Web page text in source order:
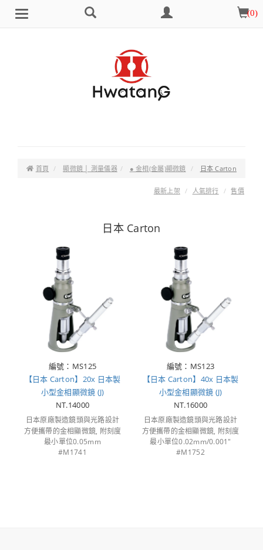
選
搜
會
員
中
購
物
車
(0)
首頁 顯微鏡 │ 測量儀器 ● 金相(金屬)顯微鏡 日本 Carton
最新上架 人氣排行 售價
日本 Carton
編號：MS125
【日本 Carton】20x 日本製
小型金相顯微鏡 (J)
NT.14000
日本原廠製造鏡頭與光路設計
方便攜帶的金相顯微鏡, 附刻度
最小單位0.05mm
#M1741
編號：MS123
【日本 Carton】40x 日本製
小型金相顯微鏡 (J)
NT.16000
日本原廠製造鏡頭與光路設計
方便攜帶的金相顯微鏡, 附刻度
最小單位0.02mm/0.001"
#M1752